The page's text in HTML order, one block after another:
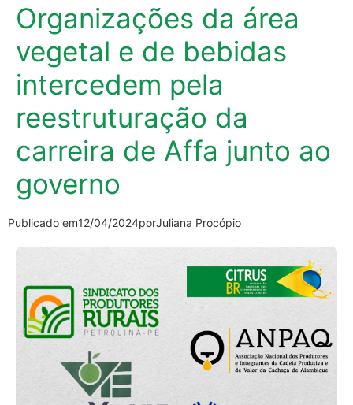
Organizações da área
vegetal e de bebidas
intercedem pela
reestruturação da
carreira de Affa junto ao
governo
Publicado em12/04/2024porJuliana Procópio